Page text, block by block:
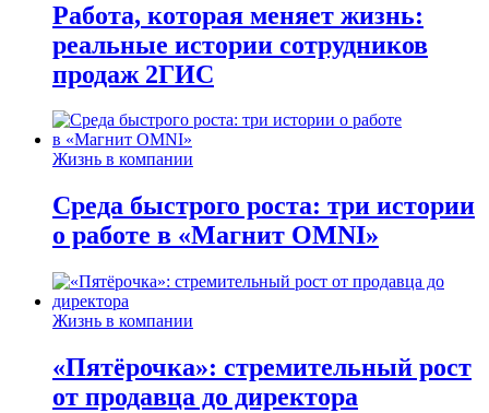
Работа, которая меняет жизнь:
реальные истории сотрудников
продаж 2ГИС
Жизнь в компании
Среда быстрого роста: три истории
о работе в «Магнит OMNI»
Жизнь в компании
«Пятёрочка»: стремительный рост
от продавца до директора